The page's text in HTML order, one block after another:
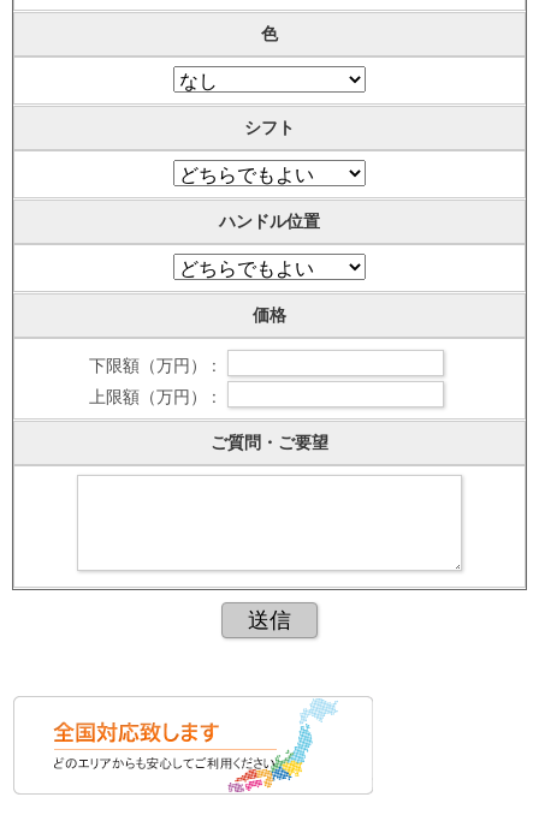
色
シフト
ハンドル位置
価格
下限額（万円） :
上限額（万円） :
ご質問・ご要望